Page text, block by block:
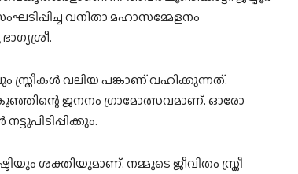
വനിതാ മഹാസമ്മേളനം
സ്ത്രീകള്‍ വലിയ പങ്കാണ് വഹിക്കുന്നത്.
ജനനം ഗ്രാമോത്സവമാണ്. ഓരോ
ശക്തിയുമാണ്. നമ്മുടെ ജീവിതം സ്ത്രീ